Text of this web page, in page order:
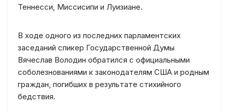
Теннесси, Миссисипи и Луизиане.
В ходе одного из последних парламентских
заседаний спикер Государственной Думы
Вячеслав Володин обратился с официальными
соболезнованиями к законодателям США и родным
граждан, погибших в результате стихийного
бедствия.